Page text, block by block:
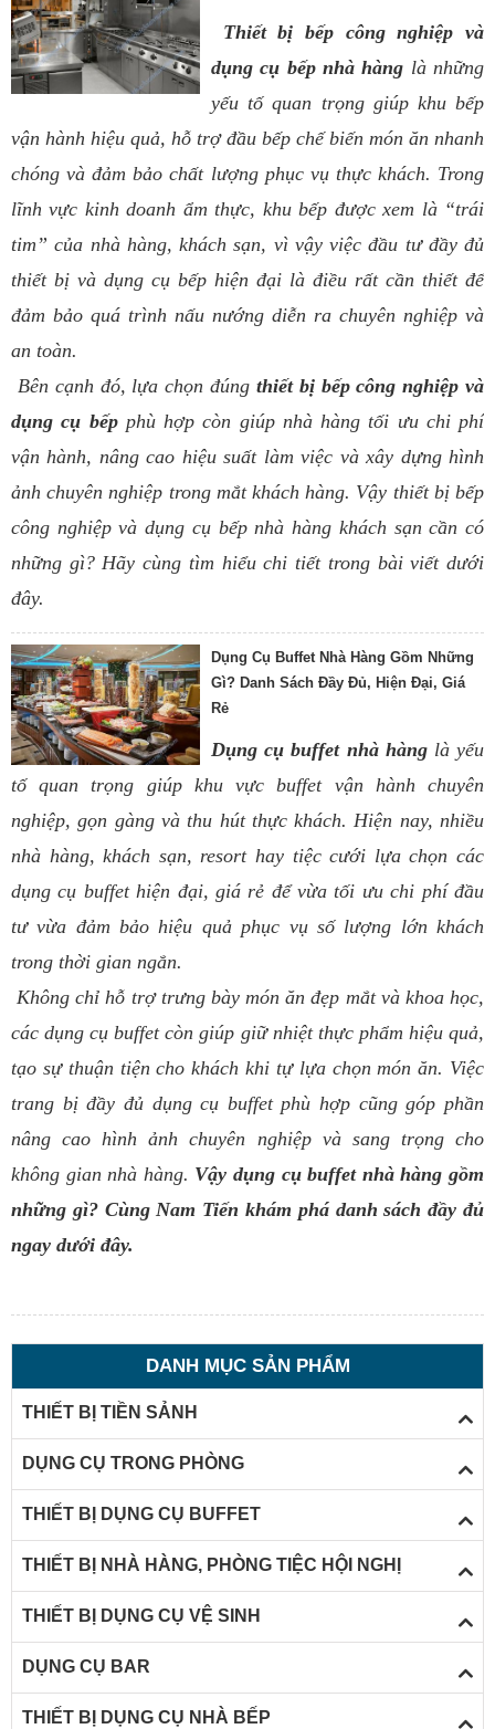
Thiết bị bếp công nghiệp và
dụng cụ bếp nhà hàng là những
yếu tố quan trọng giúp khu bếp
vận hành hiệu quả, hỗ trợ đầu bếp chế biến món ăn nhanh
chóng và đảm bảo chất lượng phục vụ thực khách. Trong
lĩnh vực kinh doanh ẩm thực, khu bếp được xem là “trái
tim” của nhà hàng, khách sạn, vì vậy việc đầu tư đầy đủ
thiết bị và dụng cụ bếp hiện đại là điều rất cần thiết để
đảm bảo quá trình nấu nướng diễn ra chuyên nghiệp và
an toàn.
Bên cạnh đó, lựa chọn đúng thiết bị bếp công nghiệp và
dụng cụ bếpphù hợp còn giúp nhà hàng tối ưu chi phí
vận hành, nâng cao hiệu suất làm việc và xây dựng hình
ảnh chuyên nghiệp trong mắt khách hàng. Vậy thiết bị bếp
công nghiệp và dụng cụ bếp nhà hàng khách sạn cần có
những gì? Hãy cùng tìm hiểu chi tiết trong bài viết dưới
đây.
Dụng Cụ Buffet Nhà Hàng Gồm Những
Gì? Danh Sách Đầy Đủ, Hiện Đại, Giá
Rẻ
Dụng cụ buffet nhà hànglà yếu
tố quan trọng giúp khu vực buffet vận hành chuyên
nghiệp, gọn gàng và thu hút thực khách. Hiện nay, nhiều
nhà hàng, khách sạn, resort hay tiệc cưới lựa chọn các
dụng cụ buffet hiện đại, giá rẻ để vừa tối ưu chi phí đầu
tư vừa đảm bảo hiệu quả phục vụ số lượng lớn khách
trong thời gian ngắn.
Không chỉ hỗ trợ trưng bày món ăn đẹp mắt và khoa học,
các dụng cụ buffet còn giúp giữ nhiệt thực phẩm hiệu quả,
tạo sự thuận tiện cho khách khi tự lựa chọn món ăn. Việc
trang bị đầy đủ dụng cụ buffet phù hợp cũng góp phần
nâng cao hình ảnh chuyên nghiệp và sang trọng cho
không gian nhà hàng. Vậy dụng cụ buffet nhà hàng gồm
những gì? Cùng Nam Tiến khám phá danh sách đầy đủ
ngay dưới đây.
DANH MỤC SẢN PHẨM
THIẾT BỊ TIỀN SẢNH
DỤNG CỤ TRONG PHÒNG
THIẾT BỊ DỤNG CỤ BUFFET
THIẾT BỊ NHÀ HÀNG, PHÒNG TIỆC HỘI NGHỊ
THIẾT BỊ DỤNG CỤ VỆ SINH
DỤNG CỤ BAR
THIẾT BỊ DỤNG CỤ NHÀ BẾP